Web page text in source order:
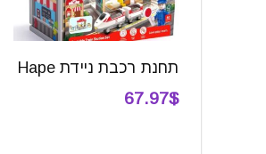
תחנת רכבת ניידת Hape
67.97$